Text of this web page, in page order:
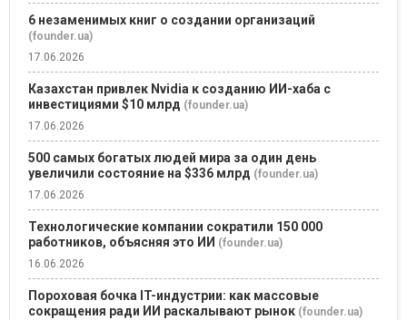
6 незаменимых книг о создании организаций
(founder.ua)
17.06.2026
Казахстан привлек Nvidia к созданию ИИ-хаба с
инвестициями $10 млрд (founder.ua)
17.06.2026
500 самых богатых людей мира за один день
увеличили состояние на $336 млрд (founder.ua)
17.06.2026
Технологические компании сократили 150 000
работников, объясняя это ИИ (founder.ua)
16.06.2026
Пороховая бочка IT-индустрии: как массовые
сокращения ради ИИ раскалывают рынок (founder.ua)